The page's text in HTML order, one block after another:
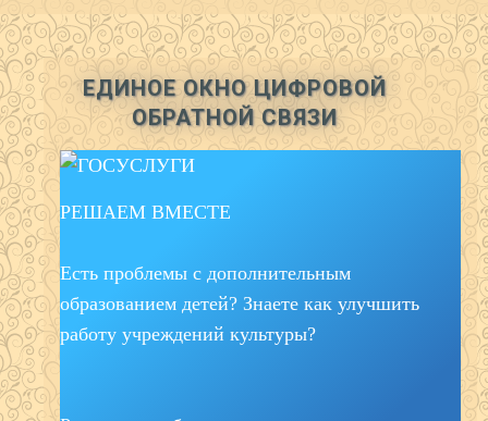
ЕДИНОЕ ОКНО ЦИФРОВОЙ
ОБРАТНОЙ СВЯЗИ
РЕШАЕМ ВМЕСТЕ
Есть проблемы с дополнительным
образованием детей? Знаете как улучшить
работу учреждений культуры?